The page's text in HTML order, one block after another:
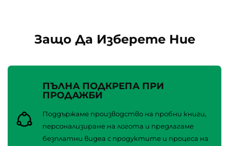
Защо Да Изберете Ние
ПЪЛНА ПОДКРЕПА ПРИ
ПРОДАЖБИ
Поддържаме производство на пробни книги,
персонализиране на логота и предлагаме
безплатни видеа с продуктите и процеса на